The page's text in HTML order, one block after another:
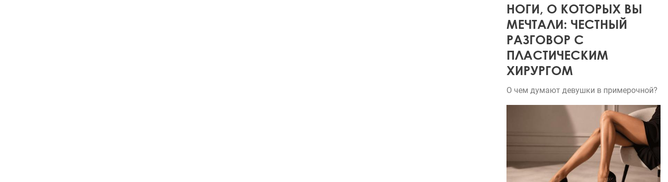
НОГИ, О КОТОРЫХ ВЫ
МЕЧТАЛИ: ЧЕСТНЫЙ
РАЗГОВОР С
ПЛАСТИЧЕСКИМ
ХИРУРГОМ
О чем думают девушки в примерочной?